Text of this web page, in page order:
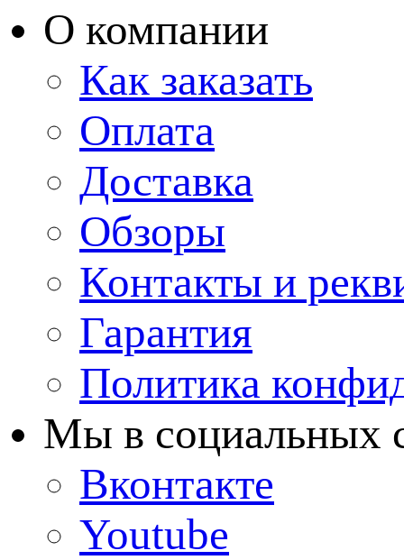
О компании
Как заказать
Оплата
Доставка
Обзоры
Контакты и
Гарантия
Политика
Мы в cоциальных
Вконтакте
Youtube